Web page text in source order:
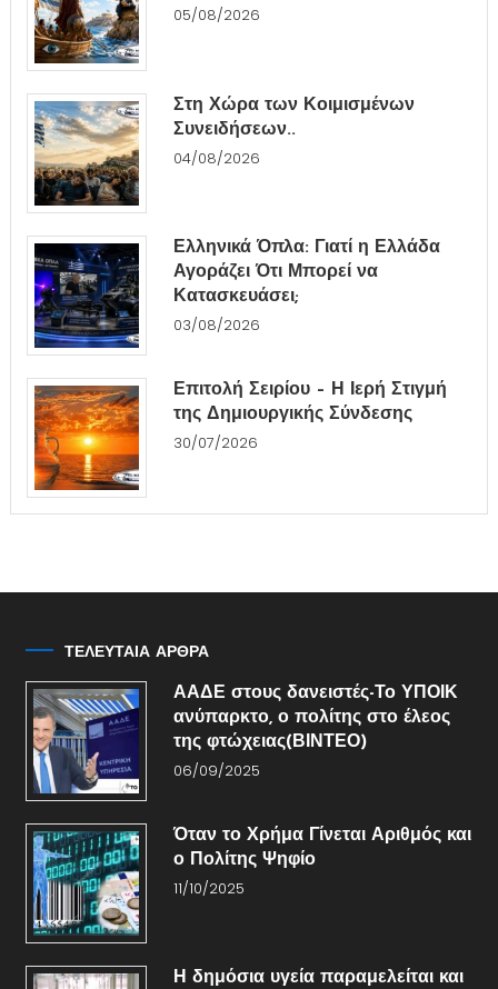
05/08/2026
Στη Χώρα των Κοιμισμένων
Συνειδήσεων..
04/08/2026
Ελληνικά Όπλα: Γιατί η Ελλάδα
Αγοράζει Ότι Μπορεί να
Κατασκευάσει;
03/08/2026
Επιτολή Σειρίου – Η Ιερή Στιγμή
της Δημιουργικής Σύνδεσης
30/07/2026
ΤΕΛΕΥΤΑΙΑ ΑΡΘΡΑ
ΑΑΔΕ στους δανειστές-Το ΥΠΟΙΚ
ανύπαρκτο, ο πολίτης στο έλεος
της φτώχειας(ΒΙΝΤΕΟ)
06/09/2025
Όταν το Χρήμα Γίνεται Αριθμός και
ο Πολίτης Ψηφίο
11/10/2025
Η δημόσια υγεία παραμελείται και